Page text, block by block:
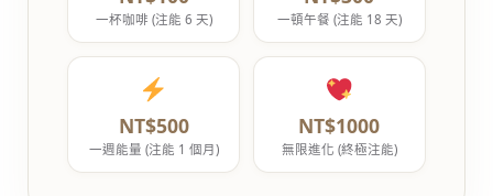
一杯咖啡 (注能 6 天) 一頓午餐 (注能 18 天)
NT$500
一週能量 (注能 1 個月)
NT$1000
無限進化 (終極注能)